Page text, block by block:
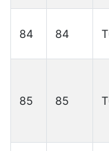
84 84
85 85